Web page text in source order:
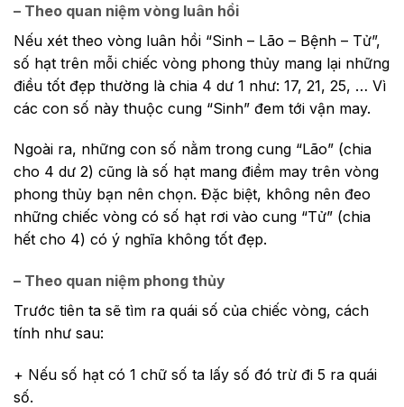
– Theo quan niệm vòng luân hồi
Nếu xét theo vòng luân hồi “Sinh – Lão – Bệnh – Tử”,
số hạt trên mỗi chiếc vòng phong thủy mang lại những
điều tốt đẹp thường là chia 4 dư 1 như: 17, 21, 25, … Vì
các con số này thuộc cung “Sinh” đem tới vận may.
Ngoài ra, những con số nằm trong cung “Lão” (chia
cho 4 dư 2) cũng là số hạt mang điềm may trên vòng
phong thủy bạn nên chọn. Đặc biệt, không nên đeo
những chiếc vòng có số hạt rơi vào cung “Tử” (chia
hết cho 4) có ý nghĩa không tốt đẹp.
– Theo quan niệm phong thủy
Trước tiên ta sẽ tìm ra quái số của chiếc vòng, cách
tính như sau:
+ Nếu số hạt có 1 chữ số ta lấy số đó trừ đi 5 ra quái
số.